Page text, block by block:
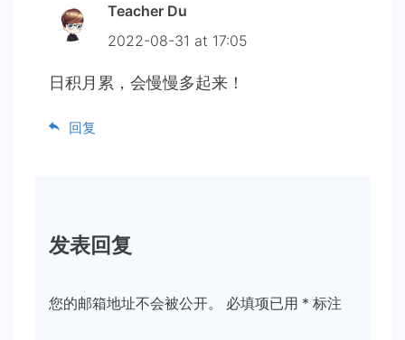
Teacher Du
2022-08-31 at 17:05
日积月累，会慢慢多起来！
回复
发表回复
您的邮箱地址不会被公开。 必填项已用 * 标注